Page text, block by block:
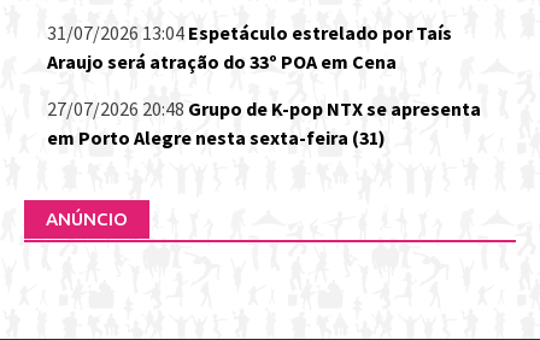
31/07/2026 13:04 Espetáculo estrelado por Taís
Araujo será atração do 33º POA em Cena
27/07/2026 20:48 Grupo de K-pop NTX se apresenta
em Porto Alegre nesta sexta-feira (31)
ANÚNCIO